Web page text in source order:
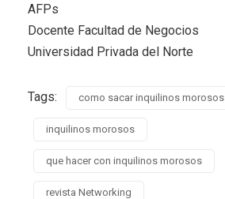
AFPs
Docente Facultad de Negocios
Universidad Privada del Norte
Tags: como sacar inquilinos morosos
inquilinos morosos
que hacer con inquilinos morosos
revista Networking